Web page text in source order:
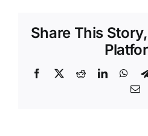
Share This
Facebook
X RedditLinkedIn